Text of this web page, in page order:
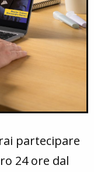
partecipare
24 ore dal